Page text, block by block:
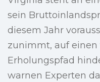
sein
diesem Jahr
zunimmt, auf
Erholungspfad
warnen Experten